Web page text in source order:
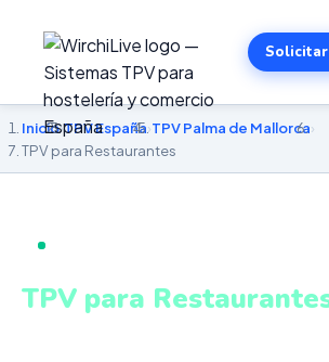
Inicio›TPV España›TPV Palma de Mallorca›
TPV para Restaurantes
TPV para